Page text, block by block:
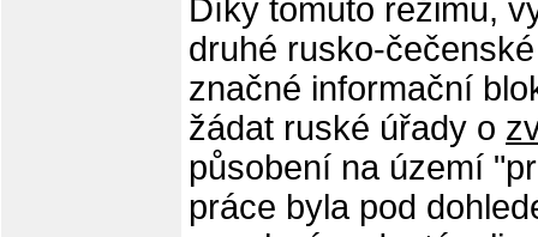
Díky tomuto režimu,
druhé rusko-
značné informační
žádat ruské úřady o
působení na území
práce byla pod